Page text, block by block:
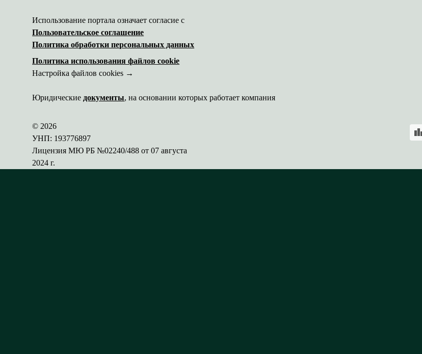
Использование портала означает согласие с
Пользовательское соглашение
Политика обработки персональных данных
Политика использования файлов cookie
Настройка файлов cookies →
Юридические документы, на основании которых работает компания
© 2026
УНП: 193776897
Лицензия МЮ РБ №02240/488 от 07 августа
2024 г.